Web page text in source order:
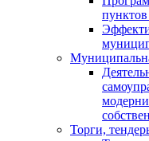
пунктов
Торги,